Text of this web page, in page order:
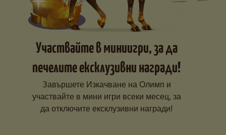
Участвайте в миниигри, за да
печелите ексклузивни награди!
Завършете Изкачване на Олимп и
участвайте в мини игри всеки месец, за
да отключите ексклузивни награди!